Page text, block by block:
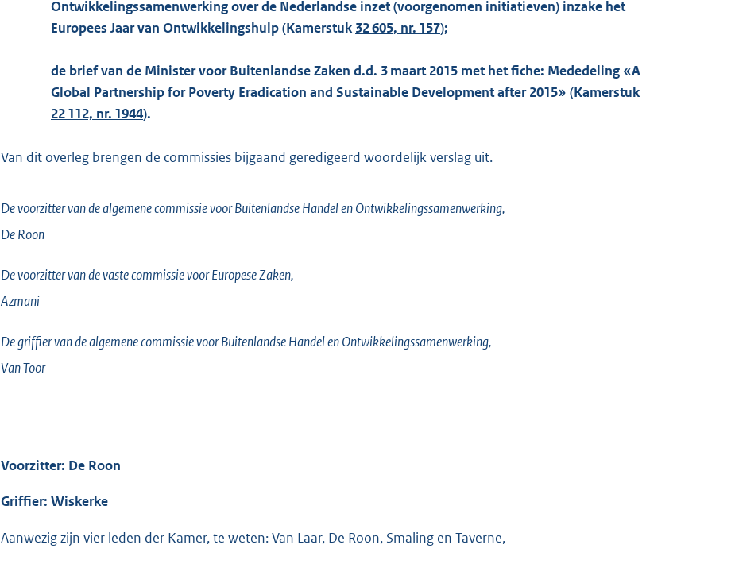
Ontwikkelingssamenwerking over de Nederlandse inzet (voorgenomen initiatieven) inzake het
Europees Jaar van Ontwikkelingshulp (Kamerstuk 32 605, nr. 157);
−
de brief van de Minister voor Buitenlandse Zaken d.d. 3 maart 2015 met het fiche: Mededeling «A
Global Partnership for Poverty Eradication and Sustainable Development after 2015» (Kamerstuk
22 112, nr. 1944).
Van dit overleg brengen de commissies bijgaand geredigeerd woordelijk verslag uit.
De voorzitter van de algemene commissie voor Buitenlandse Handel en Ontwikkelingssamenwerking,
De Roon
De voorzitter van de vaste commissie voor Europese Zaken,
Azmani
De griffier van de algemene commissie voor Buitenlandse Handel en Ontwikkelingssamenwerking,
Van Toor
Voorzitter: De Roon
Griffier: Wiskerke
Aanwezig zijn vier leden der Kamer, te weten: Van Laar, De Roon, Smaling en Taverne,